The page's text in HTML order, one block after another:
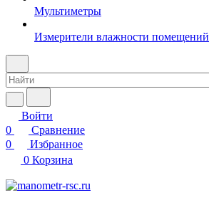
Мультиметры
Измерители влажности помещений
Войти
0
Сравнение
0
Избранное
0 Корзина